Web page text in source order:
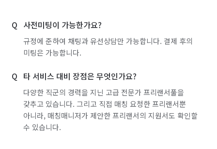
사전미팅이 가능한가요?
규정에 준하여 채팅과 유선상담만 가능합니다. 결제 후의
미팅은 가능합니다.
타 서비스 대비 장점은 무엇인가요?
다양한 직군의 경력을 지닌 고급 전문가 프리랜서풀을
갖추고 있습니다. 그리고 직접 매칭 요청한 프리랜서뿐
아니라, 매칭매니저가 제안한 프리랜서의 지원서도 확인할
수 있습니다.